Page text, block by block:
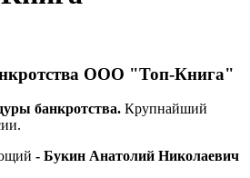
ООО "Топ-Книга"
банкротства. Крупнайший
- Букин Анатолий Николаевич